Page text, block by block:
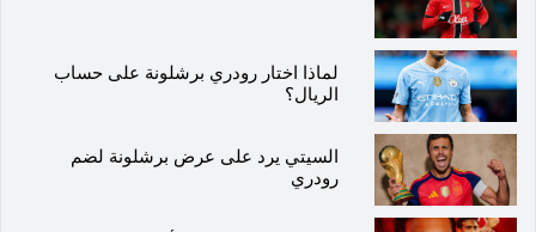
لماذا اختار رودري برشلونة على حساب
الريال؟
السيتي يرد على عرض برشلونة لضم
رودري